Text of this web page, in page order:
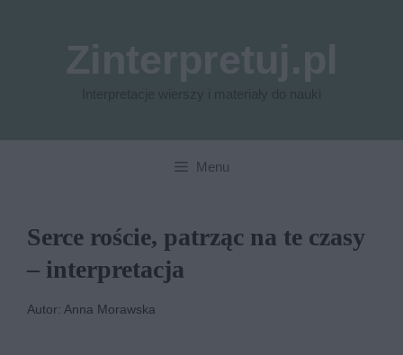
Menu
Serce roście, patrząc na te czasy
– interpretacja
Autor: Anna Morawska